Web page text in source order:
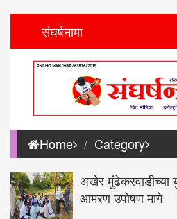
संघर्षनामा
Home Category
अखेर मुंढेकरवाडीच्या
आमरण उपोषण मागे